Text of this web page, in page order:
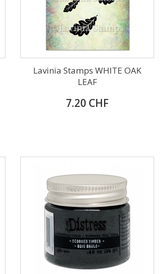
Lavinia Stamps WHITE OAK
LEAF
7.20 CHF